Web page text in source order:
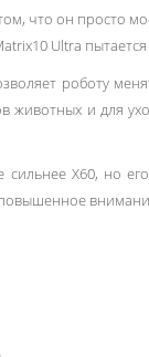
что он просто
Ultra
роботу
животных и для
X60, но